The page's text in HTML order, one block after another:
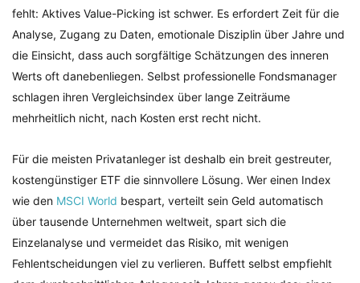
fehlt: Aktives Value-Picking ist schwer. Es erfordert Zeit für die
Analyse, Zugang zu Daten, emotionale Disziplin über Jahre und
die Einsicht, dass auch sorgfältige Schätzungen des inneren
Werts oft danebenliegen. Selbst professionelle Fondsmanager
schlagen ihren Vergleichsindex über lange Zeiträume
mehrheitlich nicht, nach Kosten erst recht nicht.
Für die meisten Privatanleger ist deshalb ein breit gestreuter,
kostengünstiger ETF die sinnvollere Lösung. Wer einen Index
wie den MSCI World bespart, verteilt sein Geld automatisch
über tausende Unternehmen weltweit, spart sich die
Einzelanalyse und vermeidet das Risiko, mit wenigen
Fehlentscheidungen viel zu verlieren. Buffett selbst empfiehlt